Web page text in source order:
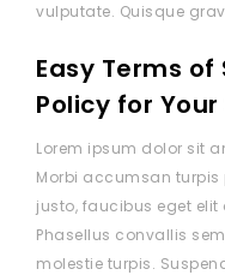
vulputate. Quisque
Easy Terms
Policy for Your
Lorem ipsum dolor sit
Morbi accumsan turpis
justo, faucibus eget
Phasellus convallis
molestie turpis.